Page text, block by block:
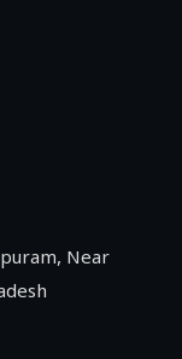
का
Near